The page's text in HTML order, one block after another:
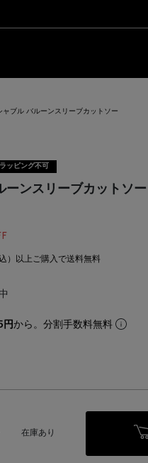
無料！お買い物の際は会員登録を！
） 無料！お買い物の際は会員登録を！
）
ャブル バルーンスリーブカットソー
ッピング不可
ーンスリーブカットソー
）以上ご購入で送料無料
円から。分割手数料無料
在庫あり